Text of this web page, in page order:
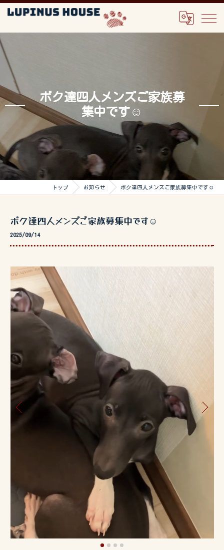
ボク達四人メンズご家族募
集中です☺️
トップ お知らせ ボク達四人メンズご家族募集中です☺️
ボク達四人メンズご家族募集中です☺️
2025/09/14